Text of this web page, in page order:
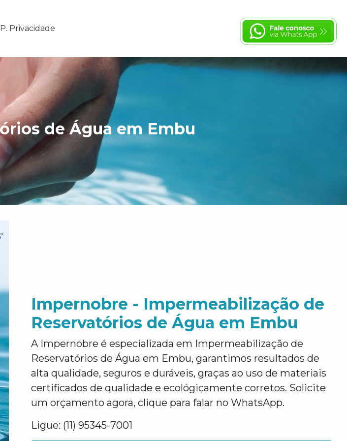
P. Privacidade
de Água em Embu
Impernobre - Impermeabilização de
Reservatórios de Água em Embu
A Impernobre é especializada em Impermeabilização de
Reservatórios de Água em Embu, garantimos resultados de
alta qualidade, seguros e duráveis, graças ao uso de materiais
certificados de qualidade e ecológicamente corretos. Solicite
um orçamento agora, clique para falar no WhatsApp.
Ligue: (11) 95345-7001